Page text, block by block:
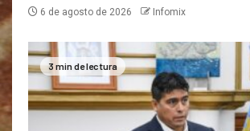
6 de agosto de 2026 Infomix
3 min de lectura